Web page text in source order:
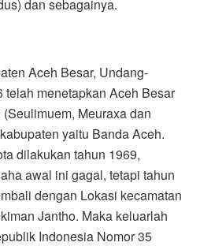
dan sebagainya.
Aceh Besar, Undang-
telah menetapkan Aceh Besar
Meuraxa dan
yaitu Banda Aceh.
dilakukan tahun 1969,
awal ini gagal, tetapi tahun
dengan Lokasi kecamatan
Jantho. Maka keluarlah
Indonesia Nomor 35